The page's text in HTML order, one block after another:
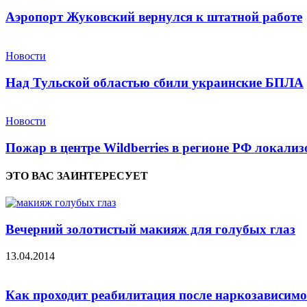
Аэропорт Жуковский вернулся к штатной работе
Новости
Над Тульской областью сбили украинские БПЛА
Новости
Пожар в центре Wildberries в регионе РФ
ЭТО ВАС ЗАИНТЕРЕСУЕТ
Вечерний золотистый макияж для голубых глаз
13.04.2014
Как проходит реабилитация после